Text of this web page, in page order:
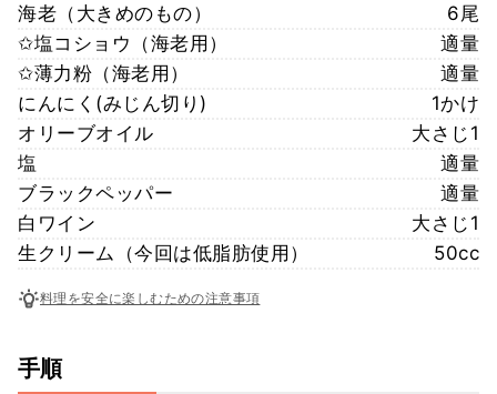
海老（大きめのもの）
6尾
✩塩コショウ（海老用）
適量
✩薄力粉（海老用）
適量
にんにく(みじん切り)
1かけ
オリーブオイル
大さじ1
塩
適量
ブラックペッパー
適量
白ワイン
大さじ1
生クリーム（今回は低脂肪使用）
50cc
料理を安全に楽しむための注意事項
手順